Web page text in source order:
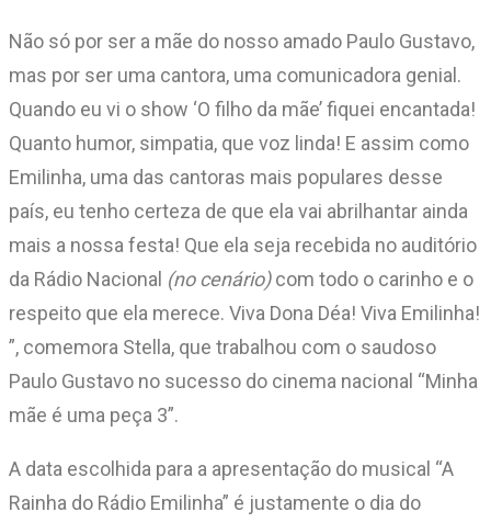
Não só por ser a mãe do nosso amado Paulo Gustavo,
mas por ser uma cantora, uma comunicadora genial.
Quando eu vi o show ‘O filho da mãe’ fiquei encantada!
Quanto humor, simpatia, que voz linda! E assim como
Emilinha, uma das cantoras mais populares desse
país, eu tenho certeza de que ela vai abrilhantar ainda
mais a nossa festa! Que ela seja recebida no auditório
da Rádio Nacional (no cenário)com todo o carinho e o
respeito que ela merece. Viva Dona Déa! Viva Emilinha!
”, comemora Stella, que trabalhou com o saudoso
Paulo Gustavo no sucesso do cinema nacional “Minha
mãe é uma peça 3”.
A data escolhida para a apresentação do musical “A
Rainha do Rádio Emilinha” é justamente o dia do